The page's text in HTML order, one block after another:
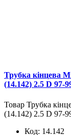
Трубка кінцева
(14.142) 2.5 D 97-
Товар Трубка
(14.142) 2.5 D 97-
Код: 14.142